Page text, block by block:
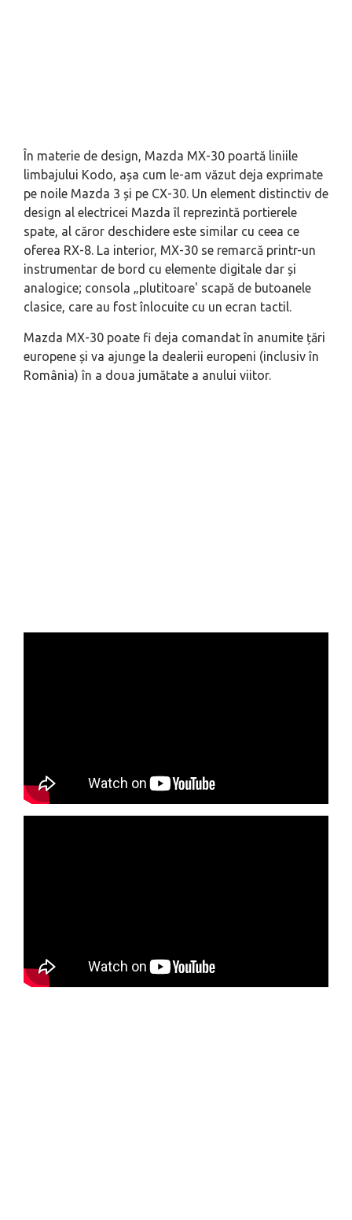
În materie de design, Mazda MX-30 poartă liniile
limbajului Kodo, așa cum le-am văzut deja exprimate
pe noile Mazda 3 și pe CX-30. Un element distinctiv de
design al electricei Mazda îl reprezintă portierele
spate, al căror deschidere este similar cu ceea ce
oferea RX-8. La interior, MX-30 se remarcă printr-un
instrumentar de bord cu elemente digitale dar și
analogice; consola „plutitoare' scapă de butoanele
clasice, care au fost înlocuite cu un ecran tactil.
Mazda MX-30 poate fi deja comandat în anumite țări
europene și va ajunge la dealerii europeni (inclusiv în
România) în a doua jumătate a anului viitor.